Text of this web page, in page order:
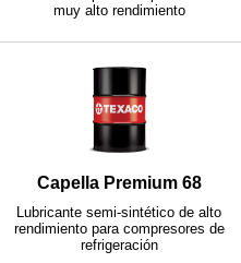
muy alto rendimiento
Capella Premium 68
Lubricante semi-sintético de alto
rendimiento para compresores de
refrigeración